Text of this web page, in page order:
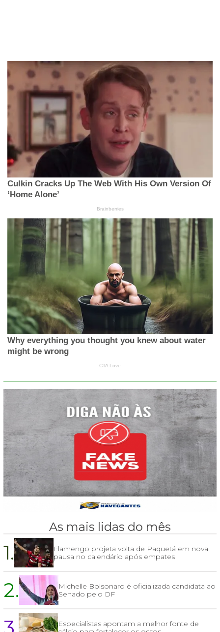
As mais lidas do mês
1.
Flamengo projeta volta de Paquetá em nova
pausa no calendário após empates
2.
Michelle Bolsonaro é oficializada candidata ao
Senado pelo DF
Especialistas apontam a melhor fonte de